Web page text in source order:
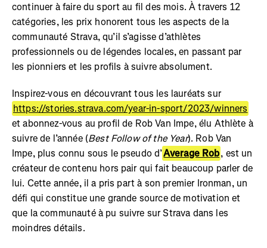
continuer à faire du sport au fil des mois. À travers 12
catégories, les prix honorent tous les aspects de la
communauté Strava, qu’il s’agisse d’athlètes
professionnels ou de légendes locales, en passant par
les pionniers et les profils à suivre absolument.
Inspirez-vous en découvrant tous les lauréats sur
https://stories.strava.com/year-in-sport/2023/winners
et abonnez-vous au profil de Rob Van Impe, élu Athlète à
suivre de l’année (Best Follow of the Year). Rob Van
Impe, plus connu sous le pseudo d’Average Rob, est un
créateur de contenu hors pair qui fait beaucoup parler de
lui. Cette année, il a pris part à son premier Ironman, un
défi qui constitue une grande source de motivation et
que la communauté à pu suivre sur Strava dans les
moindres détails.